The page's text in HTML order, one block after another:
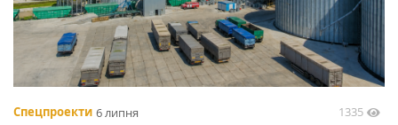
Спецпроекти 6 липня 1335